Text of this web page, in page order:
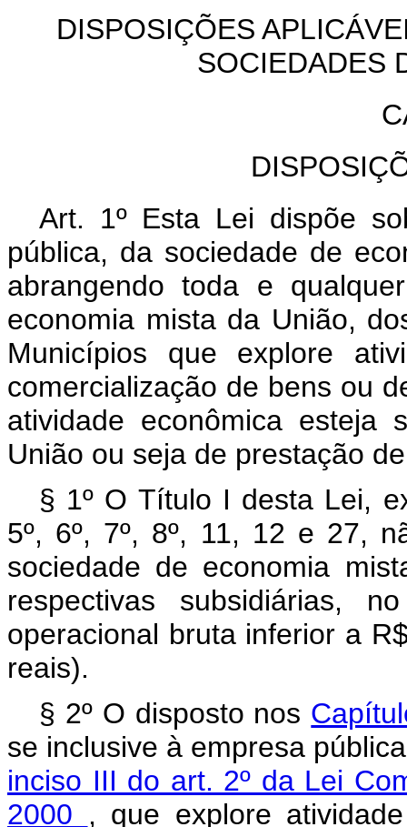
DISPOSIÇÕES
SOCIEDADES
Art. 1º Esta Lei dispõe
pública, da sociedade de
abrangendo toda e
economia mista da União,
Municípios que explore
comercialização de bens ou
atividade econômica esteja
União ou seja de prestação
§ 1º O Título I desta Lei,
5º, 6º, 7º, 8º, 11, 12 e 27,
sociedade de economia
respectivas subsidiárias,
operacional bruta inferior a
reais).
§ 2º O disposto nos
se inclusive à empresa
inciso III do art. 2º da Lei
2000 , que explore